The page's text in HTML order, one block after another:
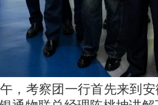
，考察团一行首先来到